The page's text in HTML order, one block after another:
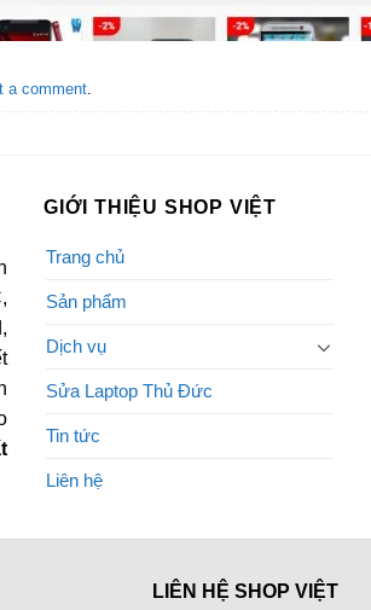
a comment.
GIỚI THIỆU SHOP VIỆT
Trang chủ
Sản phẩm
Dịch vụ
Sửa Laptop Thủ Đức
Tin tức
Liên hệ
LIÊN HỆ SHOP VIỆT